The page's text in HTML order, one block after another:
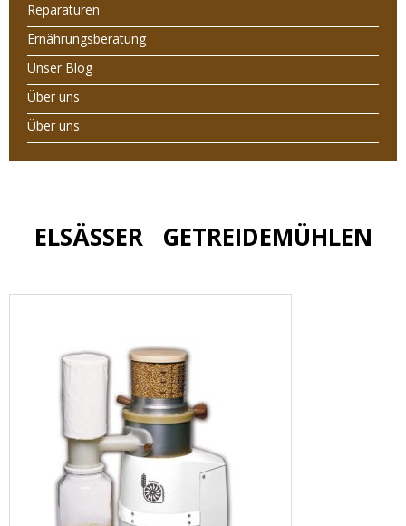
Reparaturen
Ernährungsberatung
Unser Blog
Über uns
Über uns
ELSÄSSER GETREIDEMÜHLEN